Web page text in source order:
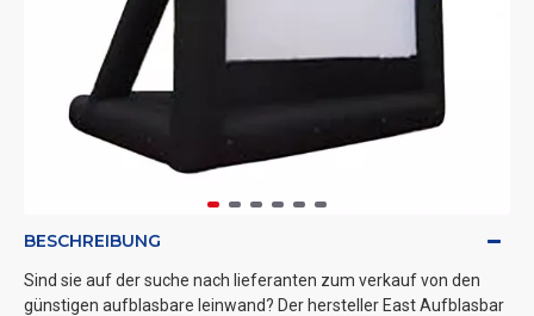
BESCHREIBUNG
Sind sie auf der suche nach lieferanten zum verkauf von den
günstigen aufblasbare leinwand? Der hersteller East Aufblasbar